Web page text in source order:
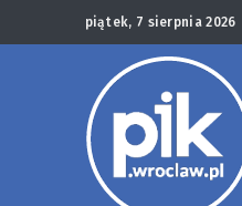
piątek, 7 sierpnia 2026